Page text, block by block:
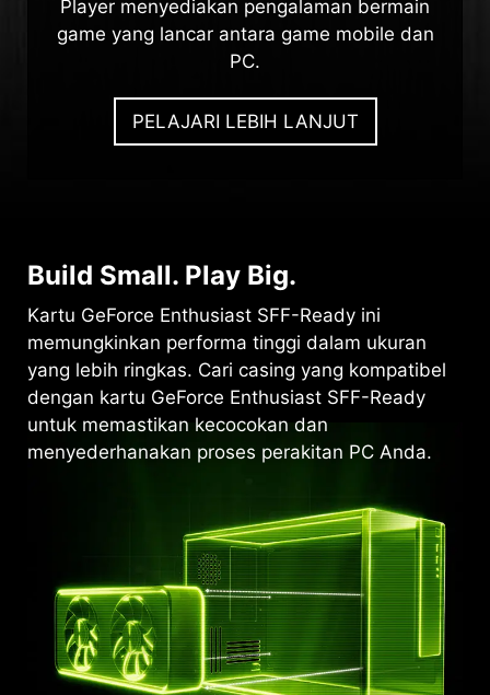
Player menyediakan pengalaman bermain
game yang lancar antara game mobile dan
PC.
PELAJARI LEBIH LANJUT
Build Small. Play Big.
Kartu GeForce Enthusiast SFF-Ready ini
memungkinkan performa tinggi dalam ukuran
yang lebih ringkas. Cari casing yang kompatibel
dengan kartu GeForce Enthusiast SFF-Ready
untuk memastikan kecocokan dan
menyederhanakan proses perakitan PC Anda.